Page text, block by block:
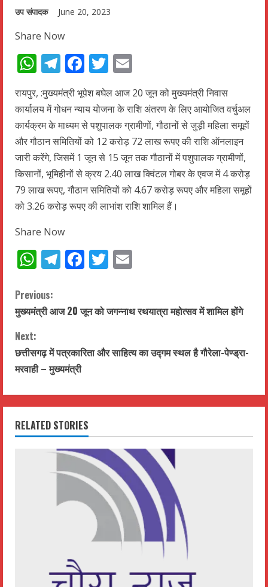
उप संपादक June 20, 2023
Share Now
WhatsApp
Telegram
Facebook
Twitter
रायपुर, :मुख्यमंत्री भूपेश बघेल आज 20 जून को मुख्यमंत्री निवास
कार्यालय में गोधन न्याय योजना के राशि अंतरण के लिए आयोजित वर्चुअल
कार्यक्रम के माध्यम से पशुपालक ग्रामीणों, गौठानों से जुड़ी महिला समूहों
और गौठान समितियों को 12 करोड़ 72 लाख रूपए की राशि ऑनलाइन
जारी करेंगे, जिसमें 1 जून से 15 जून तक गौठानों में पशुपालक ग्रामीणों,
किसानों, भूमिहीनों से क्रय 2.40 लाख क्विंटल गोबर के एवज में 4 करोड़
79 लाख रूपए, गौठान समितियों को 4.67 करोड़ रूपए और महिला समूहों
को 3.26 करोड़ रूपए की लाभांश राशि शामिल हैं।
Share Now
WhatsApp
Telegram
Facebook
Twitter
C
o
n
t
i
n
Previous:
मुख्यमंत्री आज 20 जून को जगन्नाथ रथयात्रा महोत्सव में शामिल होंगे
Next:
छत्तीसगढ़ में पत्रकारिता और साहित्य का उद्गम स्थल है गौरेला-पेण्ड्रा-
मरवाही – मुख्यमंत्री
RELATED STORIES